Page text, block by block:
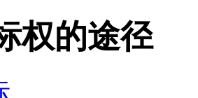
权的途径